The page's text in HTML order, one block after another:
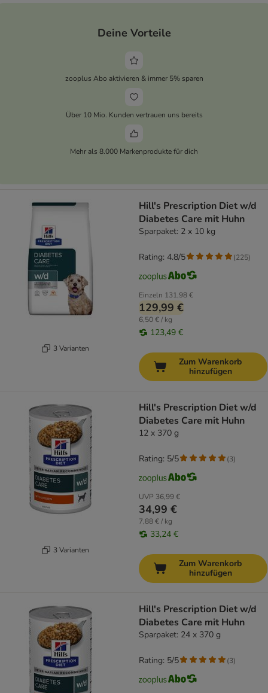
Deine Vorteile
zooplus Abo aktivieren & immer 5% sparen
Über 10 Mio. Kunden vertrauen uns bereits
Mehr als 8.000 Markenprodukte für dich
3 Varianten
Hill's Prescription Diet w/d
Diabetes Care mit Huhn
Sparpaket: 2 x 10 kg
Einzeln 131,98 €
129,99 €
6,50 € / kg
123,49 €
Rating: 4.8/5 (225)
Zum Warenkorb
hinzufügen
3 Varianten
Hill's Prescription Diet w/d
Diabetes Care mit Huhn
12 x 370 g
UVP 36,99 €
34,99 €
7,88 € / kg
33,24 €
Rating: 5/5 (3)
Zum Warenkorb
hinzufügen
Hill's Prescription Diet w/d
Diabetes Care mit Huhn
Sparpaket: 24 x 370 g
Rating: 5/5 (3)